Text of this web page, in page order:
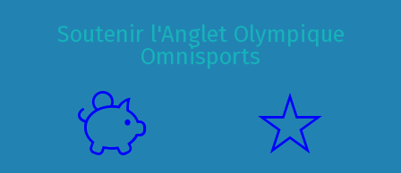
Soutenir l'Anglet Olympique
Omnisports